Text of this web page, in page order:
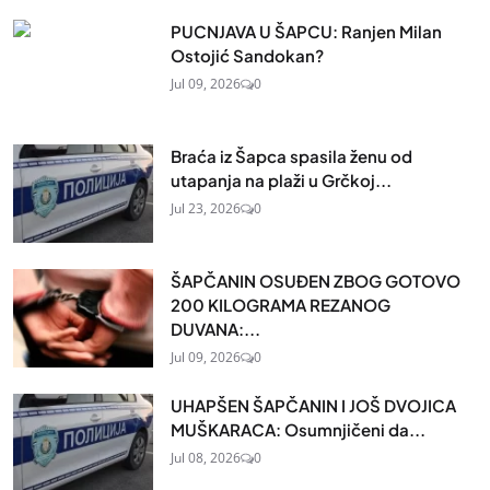
PUCNJAVA U ŠAPCU: Ranjen Milan
Ostojić Sandokan?
Jul 09, 2026 0
Braća iz Šapca spasila ženu od
utapanja na plaži u Grčkoj...
Jul 23, 2026 0
ŠAPČANIN OSUĐEN ZBOG GOTOVO
200 KILOGRAMA REZANOG
DUVANA:...
Jul 09, 2026 0
UHAPŠEN ŠAPČANIN I JOŠ DVOJICA
MUŠKARACA: Osumnjičeni da...
Jul 08, 2026 0